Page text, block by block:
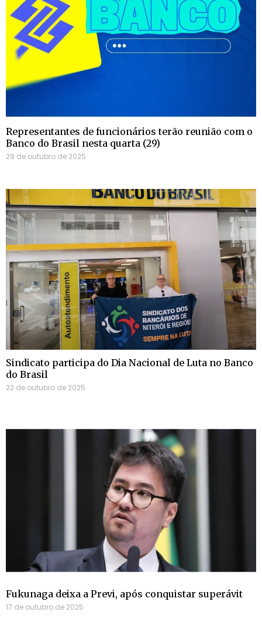
Representantes de funcionários terão reunião com o
Banco do Brasil nesta quarta (29)
29 de outubro de 2025
Sindicato participa do Dia Nacional de Luta no Banco
do Brasil
22 de outubro de 2025
Fukunaga deixa a Previ, após conquistar superávit
17 de outubro de 2025